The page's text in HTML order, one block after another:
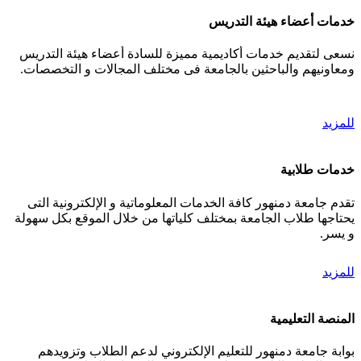
خدمات أعضاء هيئة التدريس
نسعى لتقديم خدمات أكاديمية مميزة للسادة أعضاء هيئة التدريس
ومعاونيهم والباحثين بالجامعة فى مختلف المجالات و التخصصات.
للمزيد
خدمات طلابية
تقدم جامعة دمنهور كافة الخدمات المعلوماتية و الإلكترونية التى
يحتاجها طلاب الجامعة بمختلف كلياتها من خلال الموقع بكل سهولة
و يسر.
للمزيد
المنصة التعليمية
بوابة جامعة دمنهور للتعليم الإلكتروني لدعم الطلاب وتزويدهم